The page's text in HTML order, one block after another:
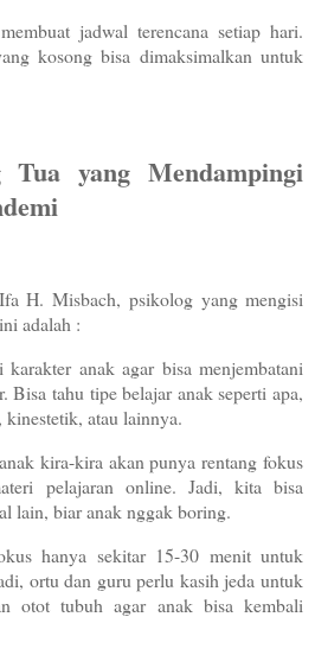
jadwal terencana setiap hari.
kosong bisa dimaksimalkan untuk
yang Mendampingi
H. Misbach,psikolog yang mengisi
adalah :
anak agar bisa menjembatani
Bisa tahu tipe belajar anak seperti apa,
atau lainnya.
kira-kira akan punya rentang fokus
pelajaran online. Jadi, kita bisa
lain, biar anak nggak boring.
hanya sekitar 15-30 menit untuk
ortu dan guru perlu kasih jeda untuk
otot tubuh agar anak bisa kembali